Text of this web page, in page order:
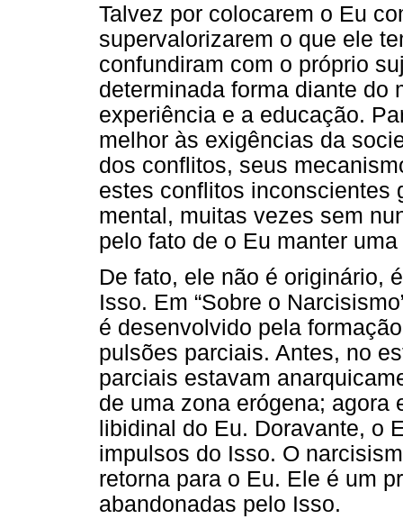
Talvez por colocarem o Eu
supervalorizarem o que ele
confundiram com o próprio
determinada forma diante do
experiência e a educação.
melhor às exigências da
dos conflitos, seus
estes conflitos inconscientes
mental, muitas vezes sem
pelo fato de o Eu manter
De fato, ele não é originário,
Isso. Em “Sobre o
é desenvolvido pela
pulsões parciais. Antes, no
parciais estavam
de uma zona erógena; agora
libidinal do Eu. Doravante, o
impulsos do Isso. O
retorna para o Eu. Ele é um
abandonadas pelo Isso.